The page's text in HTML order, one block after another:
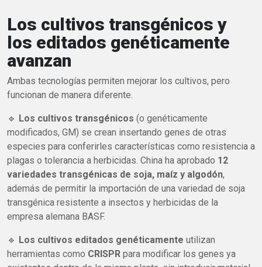
Los cultivos transgénicos y
los editados genéticamente
avanzan
Ambas tecnologías permiten mejorar los cultivos, pero
funcionan de manera diferente.
🔹 Los cultivos transgénicos (o genéticamente
modificados, GM) se crean insertando genes de otras
especies para conferirles características como resistencia a
plagas o tolerancia a herbicidas. China ha aprobado 12
variedades transgénicas de soja, maíz y algodón,
además de permitir la importación de una variedad de soja
transgénica resistente a insectos y herbicidas de la
empresa alemana BASF.
🔹 Los cultivos editados genéticamente utilizan
herramientas como CRISPR para modificar los genes ya